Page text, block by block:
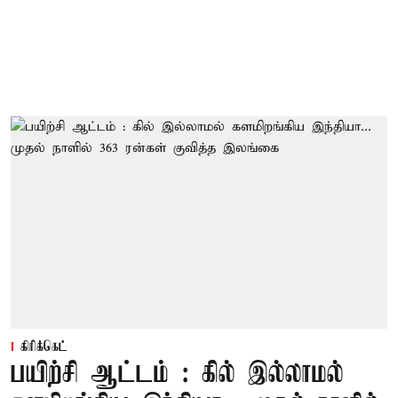
கிரிக்கெட்
பயிற்சி ஆட்டம் : கில் இல்லாமல்